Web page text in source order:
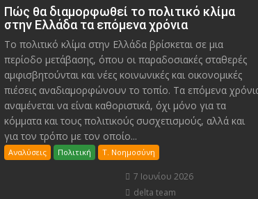
Πώς θα διαμορφωθεί το πολιτικό κλίμα
στην Ελλάδα τα επόμενα χρόνια
Το πολιτικό κλίμα στην Ελλάδα βρίσκεται σε μια
περίοδο μετάβασης, όπου οι παραδοσιακές σταθερές
αμφισβητούνται και νέες κοινωνικές και οικονομικές
πιέσεις αναδιαμορφώνουν το τοπίο. Τα επόμενα
αναμένεται να είναι καθοριστικά, όχι μόνο για τα
κόμματα και τους πολιτικούς συσχετισμούς, αλλά και
για τον τρόπο με τον οποίο...
Αναλύσεις Πολιτική Τ. Νοημοσύνη
7 Ιουνίου 2026
delta team